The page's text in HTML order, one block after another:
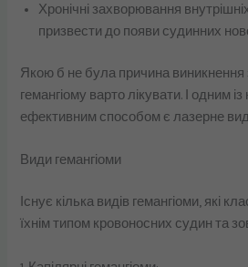
Хронічні захворювання
призвести до появи судинних
Якою б не була причина
гемангіому варто лікувати. І одним
ефективним способом є лазерне
Види гемангіоми
Існує кілька видів гемангіоми, які
їхнім типом кровоносних судин та